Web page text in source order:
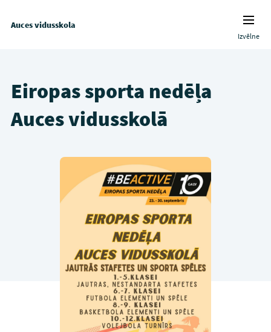
Auces vidusskola
Izvēlne
Eiropas sporta nedēļa
Auces vidusskolā